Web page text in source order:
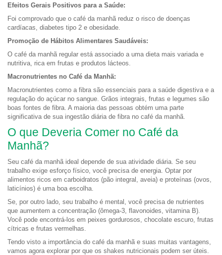
Efeitos Gerais Positivos para a Saúde:
Foi comprovado que o café da manhã reduz o risco de doenças
cardíacas, diabetes tipo 2 e obesidade.
Promoção de Hábitos Alimentares Saudáveis:
O café da manhã regular está associado a uma dieta mais variada e
nutritiva, rica em frutas e produtos lácteos.
Macronutrientes no Café da Manhã:
Macronutrientes como a fibra são essenciais para a saúde digestiva e a
regulação do açúcar no sangue. Grãos integrais, frutas e legumes são
boas fontes de fibra. A maioria das pessoas obtém uma parte
significativa de sua ingestão diária de fibra no café da manhã.
O que Deveria Comer no Café da
Manhã?
Seu café da manhã ideal depende de sua atividade diária. Se seu
trabalho exige esforço físico, você precisa de energia. Optar por
alimentos ricos em carboidratos (pão integral, aveia) e proteínas (ovos,
laticínios) é uma boa escolha.
Se, por outro lado, seu trabalho é mental, você precisa de nutrientes
que aumentem a concentração (ômega-3, flavonoides, vitamina B).
Você pode encontrá-los em peixes gordurosos, chocolate escuro, frutas
cítricas e frutas vermelhas.
Tendo visto a importância do café da manhã e suas muitas vantagens,
vamos agora explorar por que os shakes nutricionais podem ser úteis.